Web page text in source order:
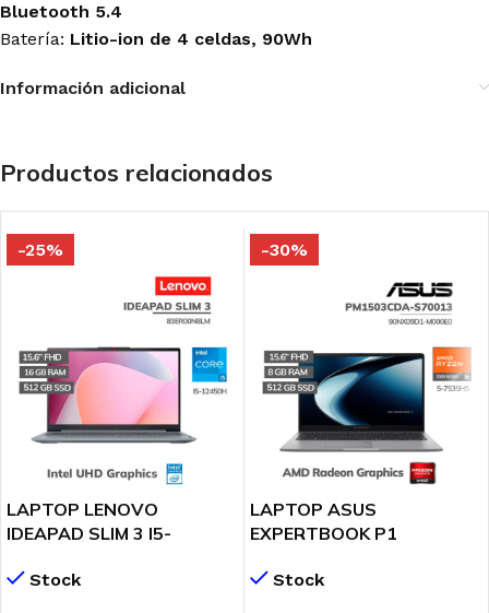
Bluetooth 5.4
Batería: Litio-ion de 4 celdas, 90Wh
Información adicional
Productos relacionados
-25%
LAPTOP LENOVO
IDEAPAD SLIM 3 I5-
512GB SSD 15.6″ FHD
Stock
-30%
LAPTOP ASUS
EXPERTBOOK P1
RYZEN 5-7535HS 8GB
Stock